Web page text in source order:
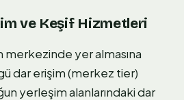
ve Keşif Hizmetleri
merkezinde yer almasına
dar erişim (merkez tier)
yerleşim alanlarındaki dar